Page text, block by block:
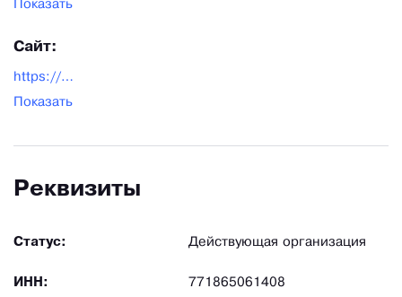
Показать
Сайт:
https://hoz-planet.ru/
Показать
Реквизиты
Статус: Действующая организация
ИНН: 771865061408